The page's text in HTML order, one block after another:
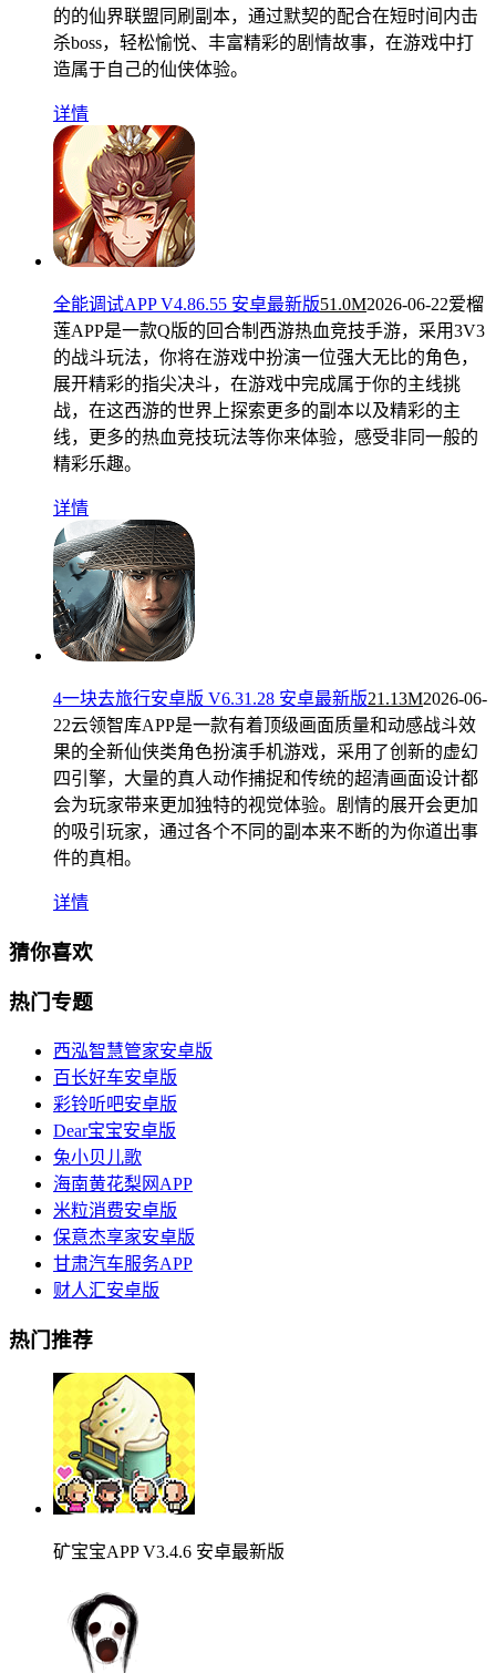
的的仙界联盟同刷副本，通过默契的配合在短时间内击
杀boss，轻松愉悦、丰富精彩的剧情故事，在游戏中打
造属于自己的仙侠体验。
详情
全能调试APP V4.86.55 安卓最新版51.0M2026-06-22爱榴
莲APP是一款Q版的回合制西游热血竞技手游，采用3V3
的战斗玩法，你将在游戏中扮演一位强大无比的角色，
展开精彩的指尖决斗，在游戏中完成属于你的主线挑
战，在这西游的世界上探索更多的副本以及精彩的主
线，更多的热血竞技玩法等你来体验，感受非同一般的
精彩乐趣。
详情
4一块去旅行安卓版 V6.31.28 安卓最新版21.13M2026-06-
22云领智库APP是一款有着顶级画面质量和动感战斗效
果的全新仙侠类角色扮演手机游戏，采用了创新的虚幻
四引擎，大量的真人动作捕捉和传统的超清画面设计都
会为玩家带来更加独特的视觉体验。剧情的展开会更加
的吸引玩家，通过各个不同的副本来不断的为你道出事
件的真相。
详情
猜你喜欢
热门专题
西泓智慧管家安卓版
百长好车安卓版
彩铃听吧安卓版
Dear宝宝安卓版
兔小贝儿歌
海南黄花梨网APP
米粒消费安卓版
保意杰享家安卓版
甘肃汽车服务APP
财人汇安卓版
热门推荐
矿宝宝APP V3.4.6 安卓最新版